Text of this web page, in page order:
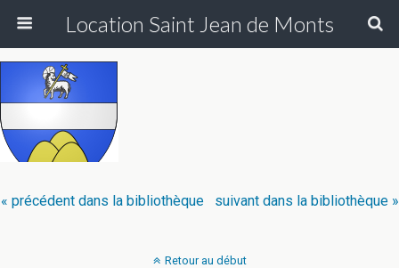
Location Saint Jean de Monts
« précédent dans la bibliothèque suivant dans la bibliothèque »
Retour au début